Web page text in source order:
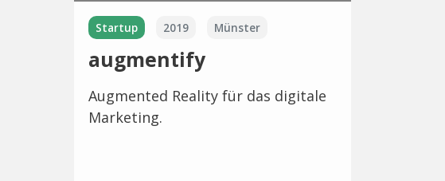
Startup 2019 Münster
augmentify
Augmented Reality für das digitale
Marketing.